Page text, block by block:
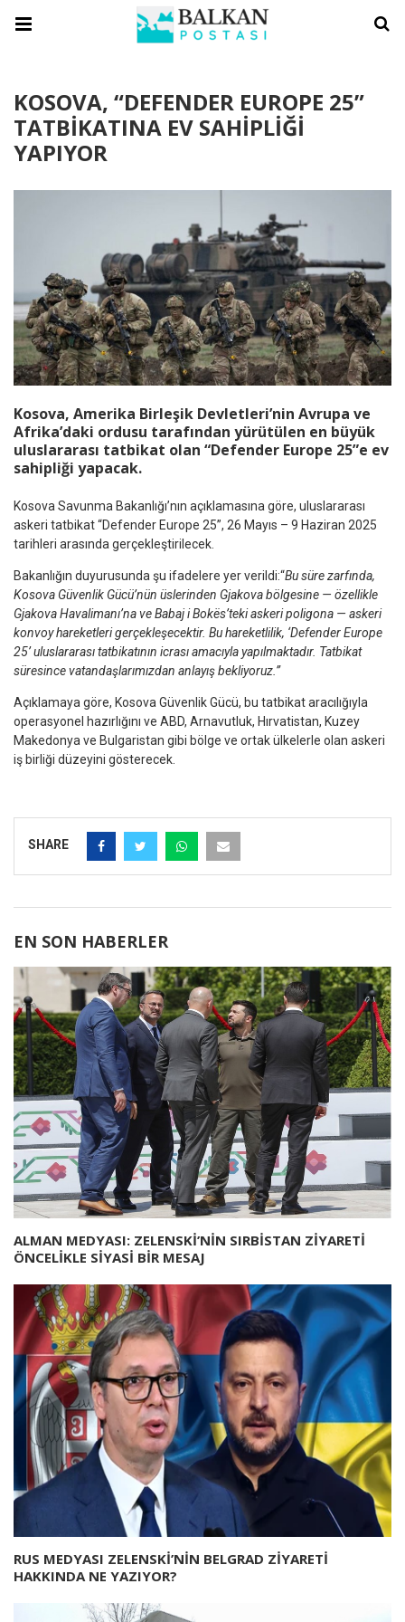
KOSOVA, “DEFENDER EUROPE 25”
TATBİKATINA EV SAHİPLİĞİ
YAPIYOR
Kosova, Amerika Birleşik Devletleri’nin Avrupa ve
Afrika’daki ordusu tarafından yürütülen en büyük
uluslararası tatbikat olan “Defender Europe 25”e ev
sahipliği yapacak.
Kosova Savunma Bakanlığı’nın açıklamasına göre, uluslararası
askeri tatbikat “Defender Europe 25”, 26 Mayıs – 9 Haziran 2025
tarihleri arasında gerçekleştirilecek.
Bakanlığın duyurusunda şu ifadelere yer verildi:“Bu süre zarfında,
Kosova Güvenlik Gücü’nün üslerinden Gjakova bölgesine — özellikle
Gjakova Havalimanı’na ve Babaj i Bokës’teki askeri poligona — askeri
konvoy hareketleri gerçekleşecektir. Bu hareketlilik, ‘Defender Europe
25’ uluslararası tatbikatının icrası amacıyla yapılmaktadır. Tatbikat
süresince vatandaşlarımızdan anlayış bekliyoruz.”
Açıklamaya göre, Kosova Güvenlik Gücü, bu tatbikat aracılığıyla
operasyonel hazırlığını ve ABD, Arnavutluk, Hırvatistan, Kuzey
Makedonya ve Bulgaristan gibi bölge ve ortak ülkelerle olan askeri
iş birliği düzeyini gösterecek.
SHARE
EN SON HABERLER
ALMAN MEDYASI: ZELENSKİ’NİN SIRBİSTAN ZİYARETİ
ÖNCELİKLE SİYASİ BİR MESAJ
RUS MEDYASI ZELENSKİ’NİN BELGRAD ZİYARETİ
HAKKINDA NE YAZIYOR?